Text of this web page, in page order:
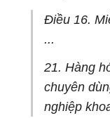
Điều 16.
...
21. Hàng
chuyên
nghiệp